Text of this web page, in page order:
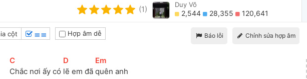
(1)
Duy Võ
2,544 28,355 120,641
Báo lỗi Chỉnh sửa hợp âm
cột ≣≣ Hợp âm dễ
[
C
Chắc nơi ấy có
[D
lẽ em đã
[Em
quên anh